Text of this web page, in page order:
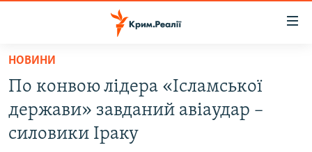
Перейти
основного
матеріалу
Перейти
до
ВІДЕО ТА ФОТО
НОВИНИ
По конвою лідера «Ісламської
держави» завданий авіаудар –
силовики Іраку